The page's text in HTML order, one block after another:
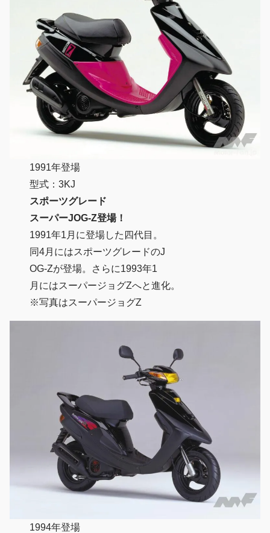
1991年登場
型式：3KJ
スポーツグレード
スーパーJOG-Z登場！
1991年1月に登場した四代目。
同4月にはスポーツグレードのJ
OG-Zが登場。さらに1993年1
月にはスーパージョグZへと進化。
※写真はスーパージョグZ
1994年登場